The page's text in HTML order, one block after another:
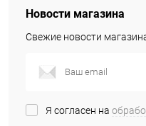
Новости магазина
Свежие новости
Я согласен на